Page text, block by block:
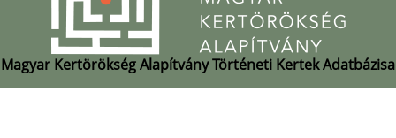
Magyar Kertörökség Alapítvány Történeti Kertek Adatbázisa